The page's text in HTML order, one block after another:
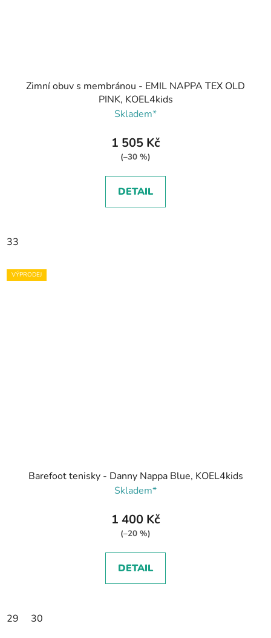
Zimní obuv s membránou - EMIL NAPPA TEX OLD
PINK, KOEL4kids
Skladem*
1 505 Kč
(–30 %)
DETAIL
33
VÝPRODEJ
Barefoot tenisky - Danny Nappa Blue, KOEL4kids
Skladem*
1 400 Kč
(–20 %)
DETAIL
29 30